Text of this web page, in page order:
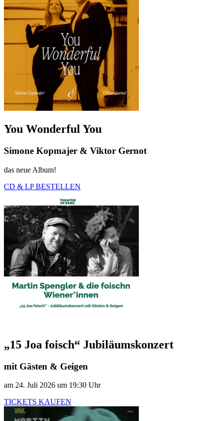
You Wonderful You
Simone Kopmajer & Viktor Gernot
das neue Album!
CD & LP BESTELLEN
„15 Joa foisch“ Jubiläumskonzert
mit Gästen & Geigen
am 24. Juli 2026 um 19:30 Uhr
TICKETS KAUFEN